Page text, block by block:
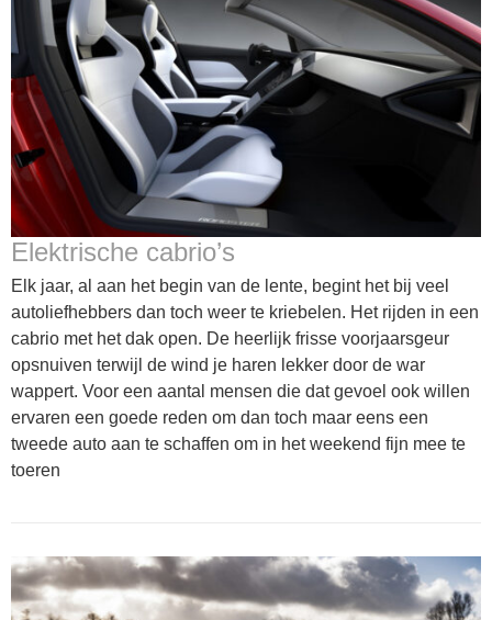
Elektrische cabrio’s
Elk jaar, al aan het begin van de lente, begint het bij veel
autoliefhebbers dan toch weer te kriebelen. Het rijden in een
cabrio met het dak open. De heerlijk frisse voorjaarsgeur
opsnuiven terwijl de wind je haren lekker door de war
wappert. Voor een aantal mensen die dat gevoel ook willen
ervaren een goede reden om dan toch maar eens een
tweede auto aan te schaffen om in het weekend fijn mee te
toeren